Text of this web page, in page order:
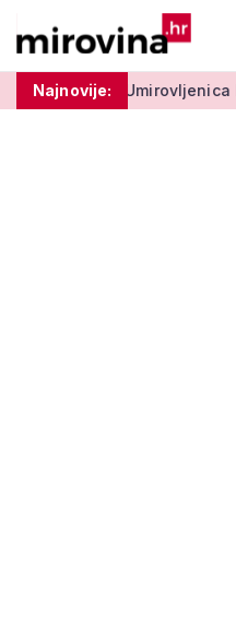
Najnovije:
centi Umirovljenica Mina